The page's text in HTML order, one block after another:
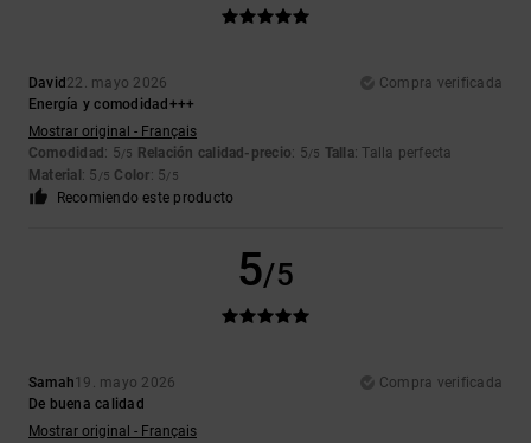
David 22. mayo 2026
Compra verificada
Energía y comodidad+++
Mostrar original - Français
Comodidad : 5/5 Relación calidad-precio: 5/5 Talla: Talla perfecta
Material : 5 /5 Color: 5/5
Recomiendo este producto
5/5
Samah19. mayo 2026
Compra verificada
De buena calidad
Mostrar original - Français